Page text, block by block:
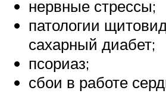
нервные стрессы;
патологии
сахарный диабет;
псориаз;
сбои в работе